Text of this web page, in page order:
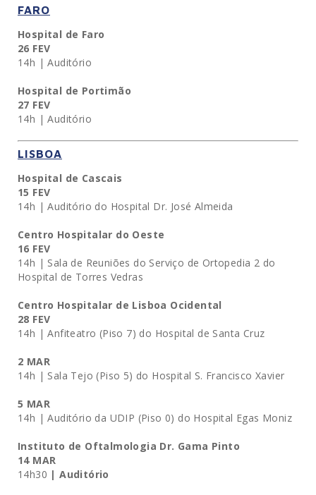
FARO
Hospital de Faro
26 FEV
14h | Auditório
Hospital de Portimão
27 FEV
14h | Auditório
LISBOA
Hospital de Cascais
15 FEV
14h | Auditório do Hospital Dr. José Almeida
Centro Hospitalar do Oeste
16 FEV
14h | Sala de Reuniões do Serviço de Ortopedia 2 do
Hospital de Torres Vedras
Centro Hospitalar de Lisboa Ocidental
28 FEV
14h | Anfiteatro (Piso 7) do Hospital de Santa Cruz
2 MAR
14h | Sala Tejo (Piso 5) do Hospital S. Francisco Xavier
5 MAR
14h | Auditório da UDIP (Piso 0) do Hospital Egas Moniz
Instituto de Oftalmologia Dr. Gama Pinto
14 MAR
14h30 | Auditório